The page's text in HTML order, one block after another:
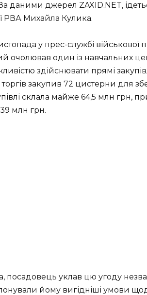
даними джерел ZAXID.NET,
РВА Михайла Кулика.
у прес-службі військової
очолював один із навчальних
здійснювати прямі
торгів закупив 72 цистерни для
склала майже 64,5 млн грн,
млн грн.
посадовець уклав цю угоду
йому вигідніші умови